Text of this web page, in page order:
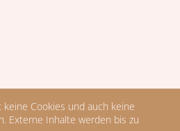
Verena Teuber | BIRD of Paradise |
|Cookie Policy
Cookies und auch keine
Externe Inhalte werden bis zu